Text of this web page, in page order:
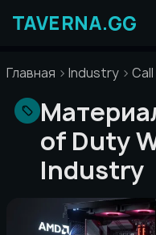
содержимому
Главная Industry
of Duty
Industry